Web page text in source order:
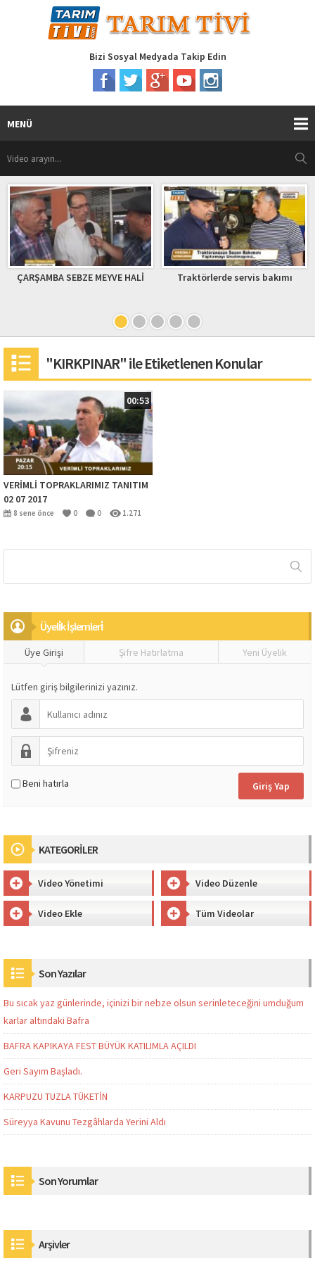
Bizi Sosyal Medyada Takip Edin
MENÜ
HALİ Traktörlerde servis bakımı Dijital dünyaya davet
"KIRKPINAR" ile Etiketlenen Konular
00:53
VERİMLİ TOPRAKLARIMIZ TANITIM
02 07 2017
8 sene önce 0 0 1.271
Üyeli̇k İşlemleri̇
Üye Girişi Şifre Hatırlatma Yeni Üyelik
Lütfen giriş bilgilerinizi yazınız.
Beni hatırla
KATEGORİLER
Video Yönetimi Video Düzenle
Video Ekle Tüm Videolar
Son Yazılar
Bu sıcak yaz günlerinde, içinizi bir nebze olsun serinleteceğini umduğum
karlar altındaki Bafra
BAFRA KAPIKAYA FEST BÜYÜK KATILIMLA AÇILDI
Geri Sayım Başladı.
KARPUZU TUZLA TÜKETİN
Süreyya Kavunu Tezgâhlarda Yerini Aldı
Son Yorumlar
Arşivler